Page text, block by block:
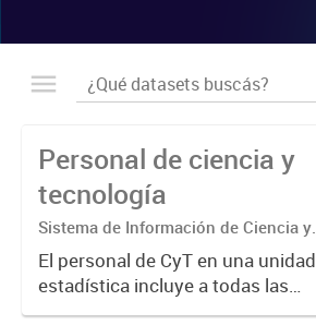
Personal de ciencia y
tecnología
Sistema de Información de Ciencia y
Tecnología Argentino (SICYTAR)
El personal de CyT en una unidad
estadística incluye a todas las
personas involucradas